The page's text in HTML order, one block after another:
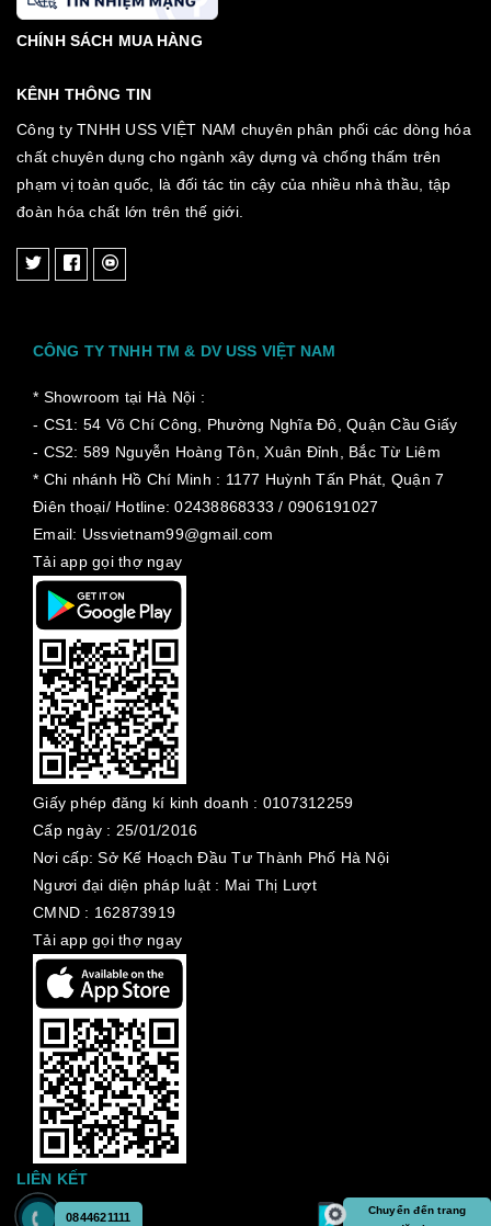
CHÍNH SÁCH MUA HÀNG
KÊNH THÔNG TIN
Công ty TNHH USS VIỆT NAM chuyên phân phối các dòng hóa
chất chuyên dụng cho ngành xây dựng và chống thấm trên
phạm vị toàn quốc, là đối tác tin cậy của nhiều nhà thầu, tập
đoàn hóa chất lớn trên thế giới.
CÔNG TY TNHH TM & DV USS VIỆT NAM
* Showroom tại Hà Nội :
- CS1: 54 Võ Chí Công, Phường Nghĩa Đô, Quận Cầu Giấy
- CS2: 589 Nguyễn Hoàng Tôn, Xuân Đỉnh, Bắc Từ Liêm
* Chi nhánh Hồ Chí Minh : 1177 Huỳnh Tấn Phát, Quận 7
Điên thoại/ Hotline: 02438868333 / 0906191027
Email: Ussvietnam99@gmail.com
Tải app gọi thợ ngay
Giấy phép đăng kí kinh doanh : 0107312259
Cấp ngày : 25/01/2016
Nơi cấp: Sở Kế Hoạch Đầu Tư Thành Phố Hà Nội
Ngươi đại diện pháp luật : Mai Thị Lượt
CMND : 162873919
Tải app gọi thợ ngay
LIÊN KẾT
0844621111
Chuyển đến trang